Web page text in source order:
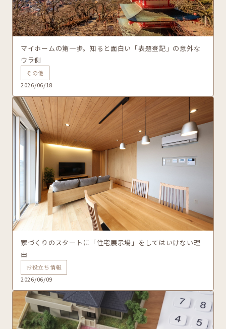
マイホームの第一歩。知ると面白い「表題登記」の意外な
ウラ側
その他
2026/06/18
家づくりのスタートに「住宅展示場」をしてはいけない理
由
お役立ち情報
2026/06/09